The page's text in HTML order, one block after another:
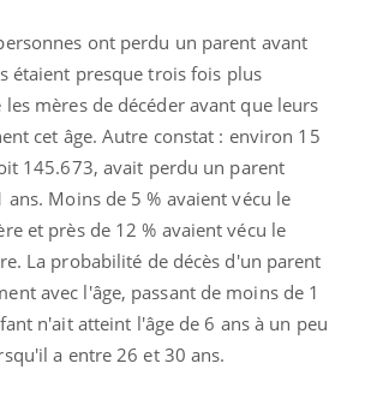
ont perdu un parent avant
étaient presque trois fois plus
les mères de décéder avant que leurs
cet âge. Autre constat : environ 15
145.673, avait perdu un parent
ans. Moins de 5 % avaient vécu le
et près de 12 % avaient vécu le
La probabilité de décès d'un parent
avec l'âge, passant de moins de 1
n'ait atteint l'âge de 6 ans à un peu
a entre 26 et 30 ans.